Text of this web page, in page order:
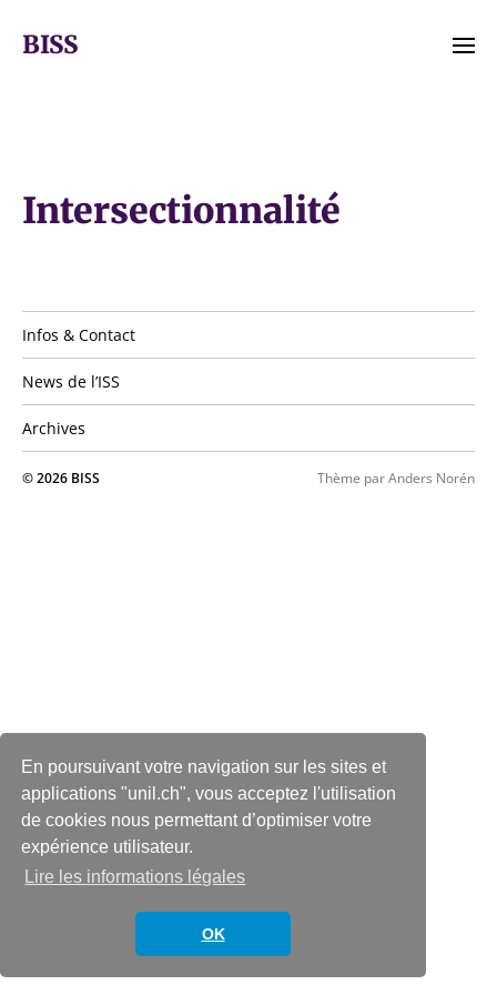
En poursuivant votre navigation sur les sites et
applications "unil.ch", vous acceptez l'utilisation
de cookies nous permettant d’optimiser votre
expérience utilisateur.
Lire les informations légales
OK
BISS
Infos & Contact
News de l’ISS
Archives
© 2026 BISS Thème parAnders Norén